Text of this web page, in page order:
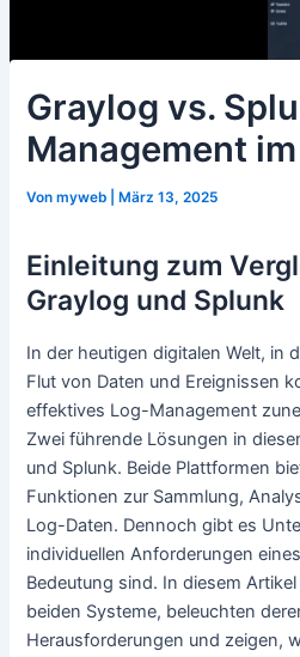
Graylog vs.
Management
Vonmyweb März 13, 2025
Einleitung zum
Graylog und Splunk
In der heutigen digitalen Welt, in
Flut von Daten und Ereignissen
effektives Log-Management
Zwei führende Lösungen in
und Splunk. Beide Plattformen
Funktionen zur Sammlung,
Log-Daten. Dennoch gibt es
individuellen Anforderungen
Bedeutung sind. In diesem
beiden Systeme, beleuchten
Herausforderungen und zeigen,